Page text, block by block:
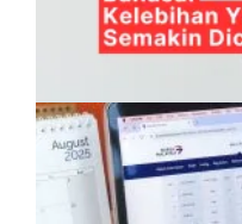
Anak Mampu
Bahasa: Kelebihan